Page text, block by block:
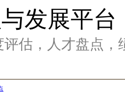
发展平台
估，人才盘点